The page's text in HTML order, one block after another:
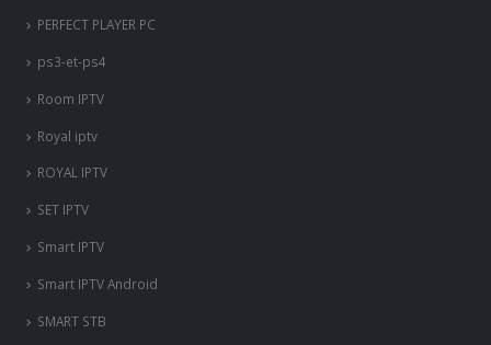
PERFECT PLAYER PC
ps3-et-ps4
Room IPTV
Royal iptv
ROYAL IPTV
SET IPTV
Smart IPTV
Smart IPTV Android
SMART STB